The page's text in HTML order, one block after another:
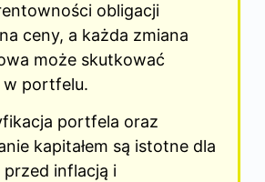
obligacji
ceny, a każda zmiana
może skutkować
w portfelu.
portfela oraz
kapitałem są istotne dla
inflacją i